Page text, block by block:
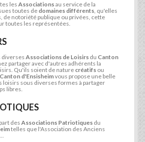
les Associationsau service de la
toutes de domaines différents, qu'elles
de notoriété publique ou privées, cette
toutes les représentées.
diverses Associations de Loisirs du Canton
partager avec d'autres adhérents la
Qu'ils soient de nature créatifs ou
Canton d'Ensisheimvous propose une belle
loisirs sous diverses formes à partager
libres.
des Associations Patriotiques du
telles que l'Association des Anciens